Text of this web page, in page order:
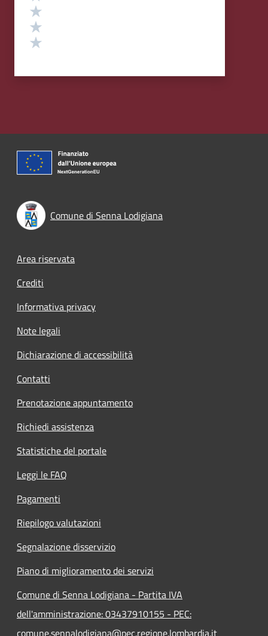
Comune di Senna Lodigiana
Footer menu
Area riservata
Crediti
Informativa privacy
Note legali
Dichiarazione di accessibilità
Contatti
Prenotazione appuntamento
Richiedi assistenza
Statistiche del portale
Leggi le FAQ
Pagamenti
Riepilogo valutazioni
Segnalazione disservizio
Piano di miglioramento dei servizi
Comune di Senna Lodigiana - Partita IVA
dell'amministrazione: 03437910155 - PEC:
comune.sennalodigiana@pec.regione.lombardia.it